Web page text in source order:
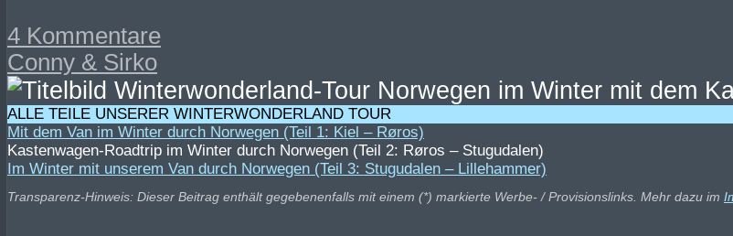
4 Kommentare
Conny & Sirko
ALLE TEILE UNSERER WINTERWONDERLAND TOUR
Mit dem Van im Winter durch Norwegen (Teil 1: Kiel – Røros)
Kastenwagen-Roadtrip im Winter durch Norwegen (Teil 2: Røros – Stugudalen)
Im Winter mit unserem Van durch Norwegen (Teil 3: Stugudalen – Lillehammer)
Transparenz-Hinweis: Dieser Beitrag enthält gegebenenfalls mit einem (*) markierte Werbe- / Provisionslinks. Mehr dazu im